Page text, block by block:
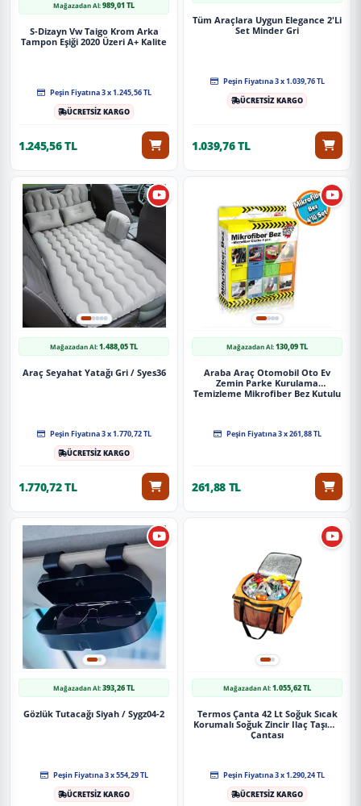
Mağazadan Al:989,01 TL
S-Dizayn Vw Taigo Krom Arka
Tampon Eşiği 2020 Üzeri A+ Kalite
Peşin Fiyatına 3 x 1.245,56 TL
ÜCRETSİZ KARGO
1.245,56 TL
Tüm Araçlara Uygun Elegance 2'Li
Set Minder Gri
Peşin Fiyatına 3 x 1.039,76 TL
ÜCRETSİZ KARGO
1.039,76 TL
Mağazadan Al:1.488,05 TL
Araç Seyahat Yatağı Gri / Syes36
Peşin Fiyatına 3 x 1.770,72 TL
ÜCRETSİZ KARGO
1.770,72 TL
Mağazadan Al:130,09 TL
Araba Araç Otomobil Oto Ev
Zemin Parke Kurulama
Temizleme Mikrofiber Bez Kutulu
Peşin Fiyatına 3 x 261,88 TL
261,88 TL
Mağazadan Al:393,26 TL
Gözlük Tutacağı Siyah / Sygz04-2
Peşin Fiyatına 3 x 554,29 TL
ÜCRETSİZ KARGO
Mağazadan Al:1.055,62 TL
Termos Çanta 42 Lt Soğuk Sıcak
Korumalı Soğuk Zincir Ilaç Taşıma
Çantası
Peşin Fiyatına 3 x 1.290,24 TL
ÜCRETSİZ KARGO